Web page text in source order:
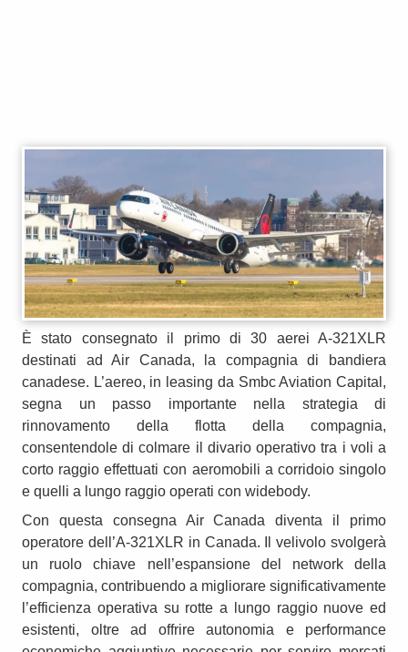
È stato consegnato il primo di 30 aerei A-321XLR
destinati ad Air Canada, la compagnia di bandiera
canadese. L’aereo, in leasing da Smbc Aviation Capital,
segna un passo importante nella strategia di
rinnovamento della flotta della compagnia,
consentendole di colmare il divario operativo tra i voli a
corto raggio effettuati con aeromobili a corridoio singolo
e quelli a lungo raggio operati con widebody.
Con questa consegna Air Canada diventa il primo
operatore dell’A-321XLR in Canada. Il velivolo svolgerà
un ruolo chiave nell’espansione del network della
compagnia, contribuendo a migliorare significativamente
l’efficienza operativa su rotte a lungo raggio nuove ed
esistenti, oltre ad offrire autonomia e performance